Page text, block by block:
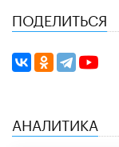
ПОДЕЛИТЬСЯ
АНАЛИТИКА